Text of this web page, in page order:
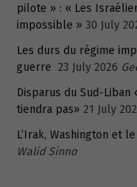
pilote » : « Les
impossible » 30 July
Les durs du régime
guerre 23 July 2026
Disparus du Sud-
tiendra pas» 21 July
L’Irak, Washington et
Walid Sinno